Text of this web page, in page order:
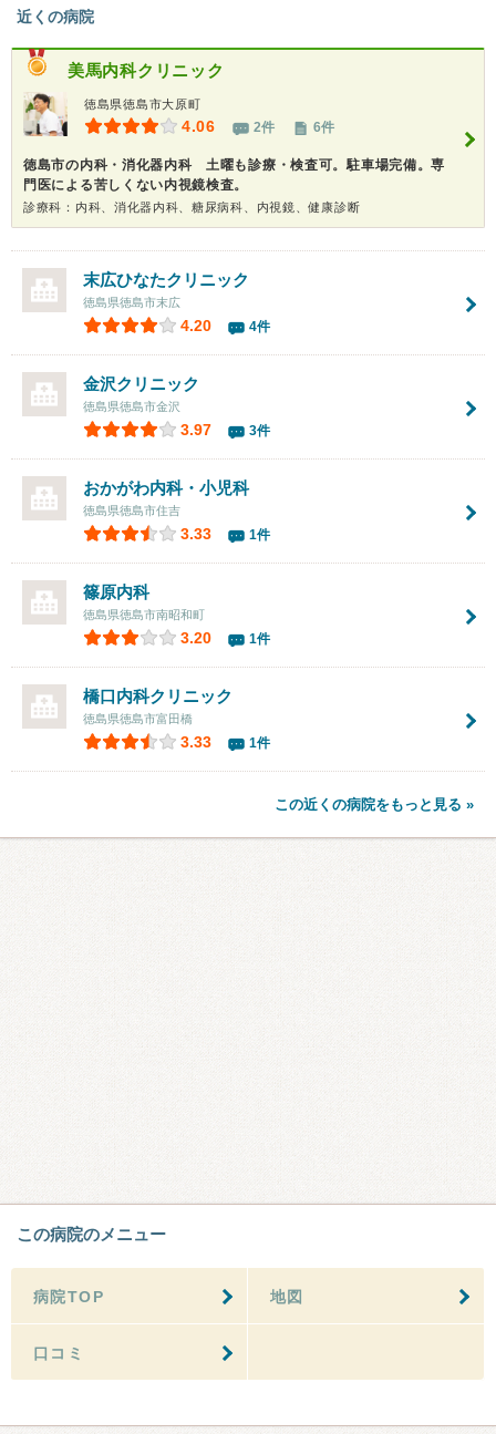
近くの病院
美馬内科クリニック
徳島県徳島市大原町
4.06 2件 6件
徳島市の内科・消化器内科 土曜も診療・検査可。駐車場完備。専
門医による苦しくない内視鏡検査。
診療科：内科、消化器内科、糖尿病科、内視鏡、健康診断
末広ひなたクリニック
徳島県徳島市末広
4.20 4件
金沢クリニック
徳島県徳島市金沢
3.97 3件
おかがわ内科・小児科
徳島県徳島市住吉
3.33 1件
篠原内科
徳島県徳島市南昭和町
3.20 1件
橋口内科クリニック
徳島県徳島市富田橋
3.33 1件
この近くの病院をもっと見る »
この病院のメニュー
病院TOP 地図
口コミ